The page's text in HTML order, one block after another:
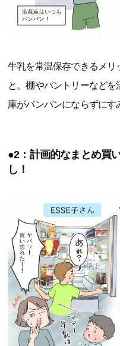
牛乳を常温保存できるメリ
と。棚やパントリーなど
庫がパンパンにならずにす
●2：計画的なまとめ買
し！